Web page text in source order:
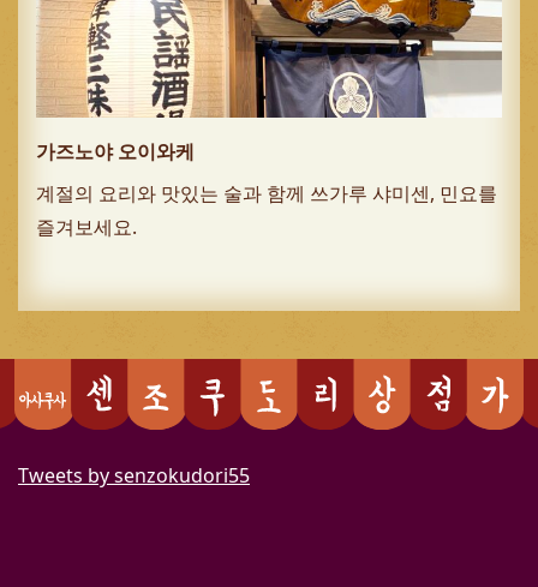
가즈노야 오이와케
계절의 요리와 맛있는 술과 함께 쓰가루 샤미센, 민요를
즐겨보세요.
Tweets by senzokudori55